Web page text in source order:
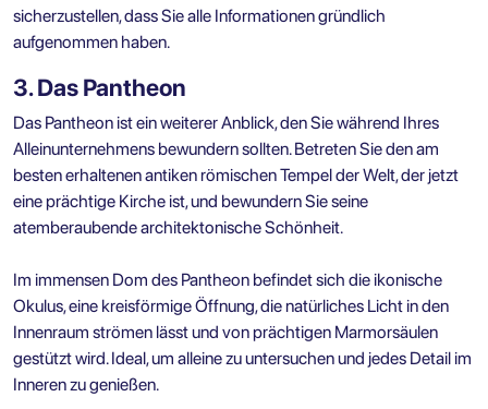
sicherzustellen, dass Sie alle Informationen gründlich
aufgenommen haben.
3. Das Pantheon
Das Pantheon ist ein weiterer Anblick, den Sie während Ihres
Alleinunternehmens bewundern sollten. Betreten Sie den am
besten erhaltenen antiken römischen Tempel der Welt, der jetzt
eine prächtige Kirche ist, und bewundern Sie seine
atemberaubende architektonische Schönheit.
Im immensen Dom des Pantheon befindet sich die ikonische
Okulus, eine kreisförmige Öffnung, die natürliches Licht in den
Innenraum strömen lässt und von prächtigen Marmorsäulen
gestützt wird. Ideal, um alleine zu untersuchen und jedes Detail im
Inneren zu genießen.